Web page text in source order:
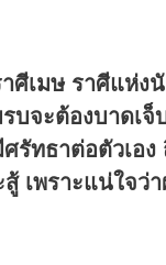
ศีเมษ ราศีแห่ง
บจะต้องบาดเ
รัทธาต่อตัวเอง
เพราะแน่ใจว่